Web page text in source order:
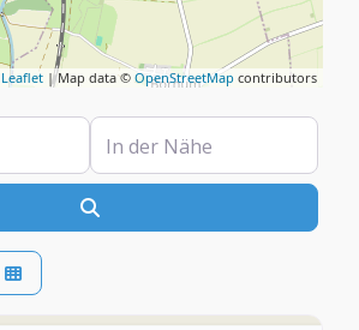
Leaflet | Map data © OpenStreetMap contributors
In der Nähe